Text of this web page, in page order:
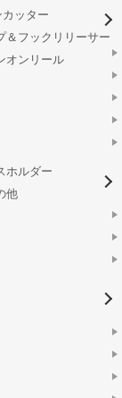
ッター
＆フックリリーサー
オンリール
ホルダー
他